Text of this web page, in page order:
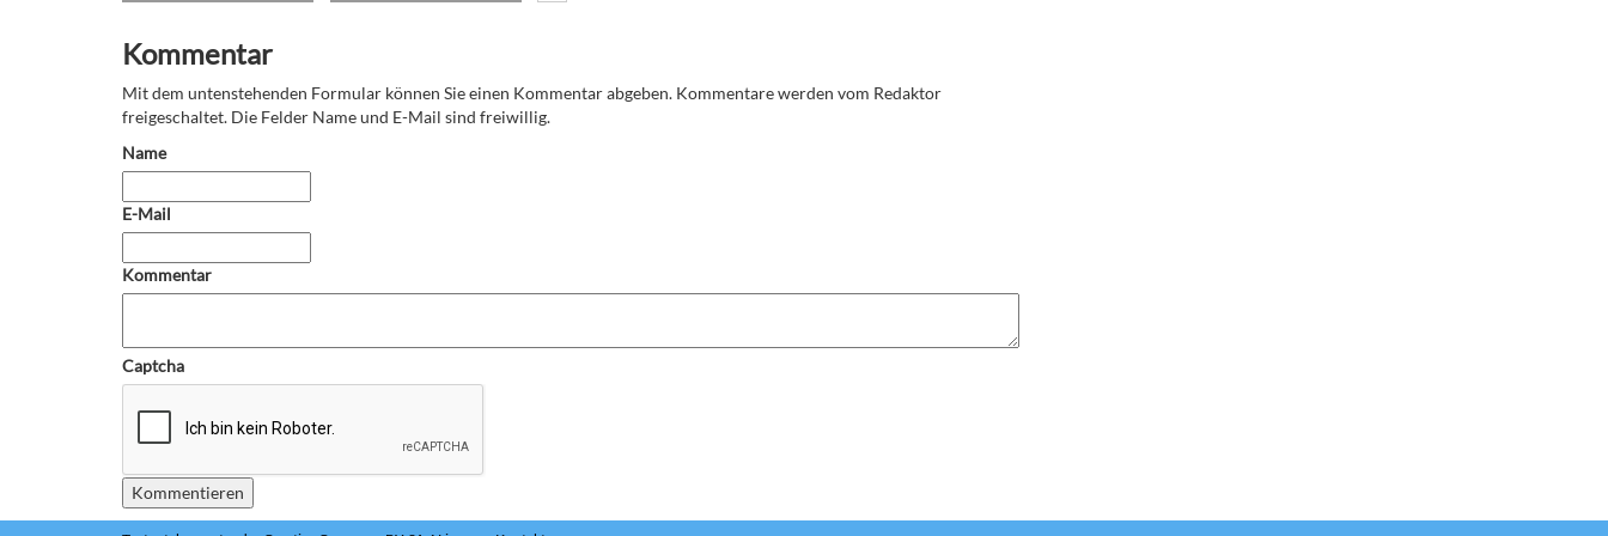
Kommentar
Mit dem untenstehenden Formular können Sie einen Kommentar abgeben. Kommentare werden vom Redaktor
freigeschaltet. Die Felder Name und E-Mail sind freiwillig.
Name
E-Mail
Kommentar
Captcha